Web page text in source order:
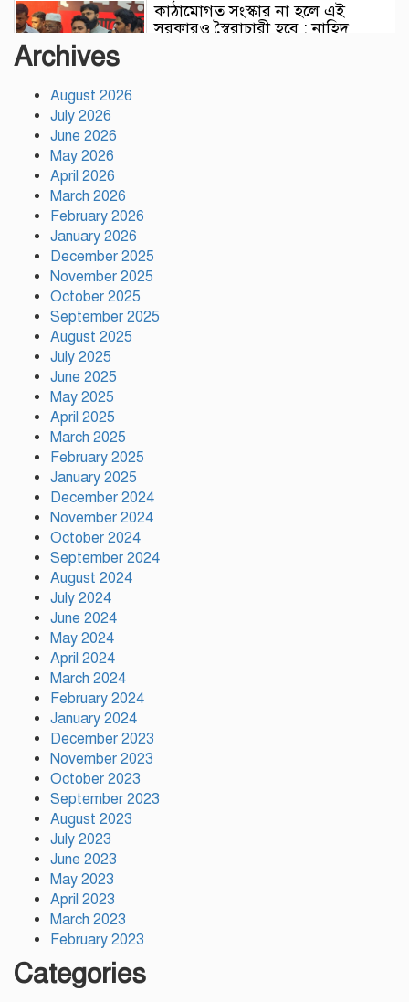
কাঠামোগত সংস্কার না হলে এই
সরকারও স্বৈরাচারী হবে : নাহিদ
জমিয়ত
দুর্গাপূজায় আসছে সালমার নতুন গান,
রেকর্ড সম্পন্ন
Archives
August 2026
July 2026
June 2026
May 2026
April 2026
March 2026
February 2026
January 2026
December 2025
November 2025
October 2025
September 2025
August 2025
July 2025
June 2025
May 2025
April 2025
March 2025
February 2025
January 2025
December 2024
November 2024
October 2024
September 2024
August 2024
July 2024
June 2024
May 2024
April 2024
March 2024
February 2024
January 2024
December 2023
November 2023
October 2023
September 2023
August 2023
July 2023
June 2023
May 2023
April 2023
March 2023
February 2023
Categories